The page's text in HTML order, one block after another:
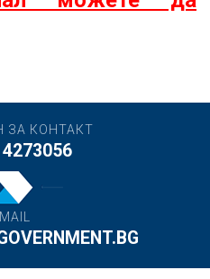
ЗА КОНТАКТ